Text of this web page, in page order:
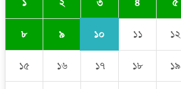
৮ ৯ ১০ ১১ ১২
১৫ ১৬ ১৭ ১৮ ১৯